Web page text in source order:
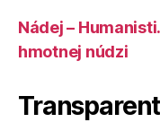
Nádej –
hmotnej núdzi